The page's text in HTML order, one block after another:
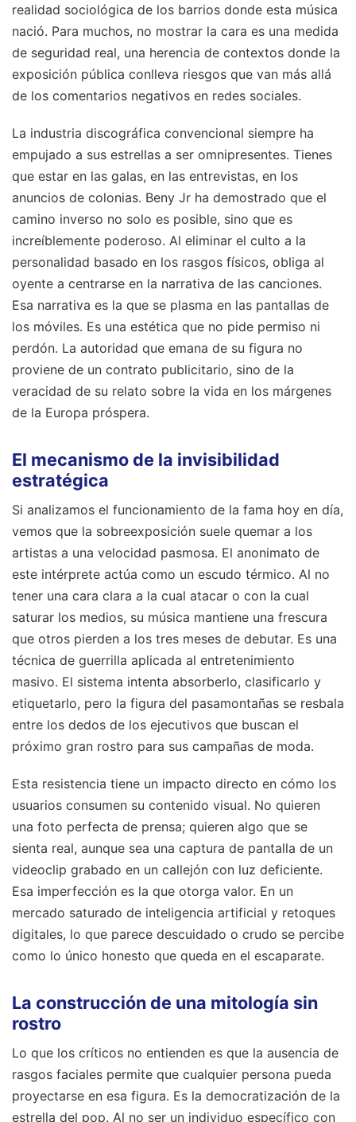
realidad sociológica de los barrios donde esta música
nació. Para muchos, no mostrar la cara es una medida
de seguridad real, una herencia de contextos donde la
exposición pública conlleva riesgos que van más allá
de los comentarios negativos en redes sociales.
La industria discográfica convencional siempre ha
empujado a sus estrellas a ser omnipresentes. Tienes
que estar en las galas, en las entrevistas, en los
anuncios de colonias. Beny Jr ha demostrado que el
camino inverso no solo es posible, sino que es
increíblemente poderoso. Al eliminar el culto a la
personalidad basado en los rasgos físicos, obliga al
oyente a centrarse en la narrativa de las canciones.
Esa narrativa es la que se plasma en las pantallas de
los móviles. Es una estética que no pide permiso ni
perdón. La autoridad que emana de su figura no
proviene de un contrato publicitario, sino de la
veracidad de su relato sobre la vida en los márgenes
de la Europa próspera.
El mecanismo de la invisibilidad
estratégica
Si analizamos el funcionamiento de la fama hoy en día,
vemos que la sobreexposición suele quemar a los
artistas a una velocidad pasmosa. El anonimato de
este intérprete actúa como un escudo térmico. Al no
tener una cara clara a la cual atacar o con la cual
saturar los medios, su música mantiene una frescura
que otros pierden a los tres meses de debutar. Es una
técnica de guerrilla aplicada al entretenimiento
masivo. El sistema intenta absorberlo, clasificarlo y
etiquetarlo, pero la figura del pasamontañas se resbala
entre los dedos de los ejecutivos que buscan el
próximo gran rostro para sus campañas de moda.
Esta resistencia tiene un impacto directo en cómo los
usuarios consumen su contenido visual. No quieren
una foto perfecta de prensa; quieren algo que se
sienta real, aunque sea una captura de pantalla de un
videoclip grabado en un callejón con luz deficiente.
Esa imperfección es la que otorga valor. En un
mercado saturado de inteligencia artificial y retoques
digitales, lo que parece descuidado o crudo se percibe
como lo único honesto que queda en el escaparate.
La construcción de una mitología sin
rostro
Lo que los críticos no entienden es que la ausencia de
rasgos faciales permite que cualquier persona pueda
proyectarse en esa figura. Es la democratización de la
estrella del pop. Al no ser un individuo específico con